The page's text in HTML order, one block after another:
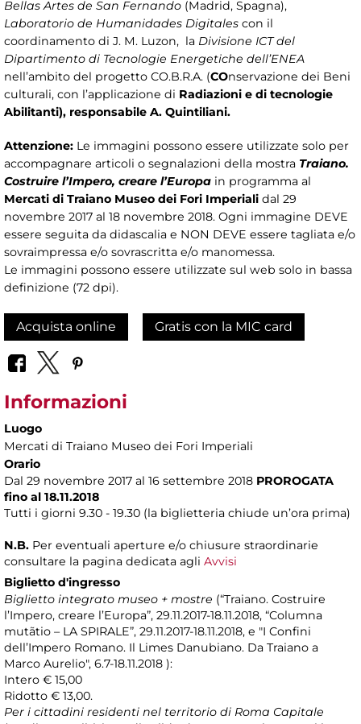
Bellas Artes de San Fernando (Madrid, Spagna),
Laboratorio de Humanidades Digitales con il
coordinamento di J. M. Luzon, la Divisione ICT del
Dipartimento di Tecnologie Energetiche dell’ENEA
nell’ambito del progetto CO.B.R.A. (COnservazione dei Beni
culturali, con l’applicazione di Radiazioni e di tecnologie
Abilitanti), responsabile A. Quintiliani.
Attenzione: Le immagini possono essere utilizzate solo per
accompagnare articoli o segnalazioni della mostra Traiano.
Costruire l’Impero, creare l’Europa in programma al
Mercati di Traiano Museo dei Fori Imperiali dal 29
novembre 2017 al 18 novembre 2018. Ogni immagine DEVE
essere seguita da didascalia e NON DEVE essere tagliata e/o
sovraimpressa e/o sovrascritta e/o manomessa.
Le immagini possono essere utilizzate sul web solo in bassa
definizione (72 dpi).
Acquista online Gratis con la MIC card
Informazioni
Luogo
Mercati di Traiano Museo dei Fori Imperiali
Orario
Dal 29 novembre 2017 al 16 settembre 2018 PROROGATA
fino al 18.11.2018
Tutti i giorni 9.30 - 19.30 (la biglietteria chiude un’ora prima)
N.B. Per eventuali aperture e/o chiusure straordinarie
consultare la pagina dedicata agli Avvisi
Biglietto d'ingresso
Biglietto integrato museo + mostre (“Traiano. Costruire
l’Impero, creare l’Europa”, 29.11.2017-18.11.2018, “Columna
mutãtio – LA SPIRALE”, 29.11.2017-18.11.2018, e "I Confini
dell’Impero Romano. Il Limes Danubiano. Da Traiano a
Marco Aurelio", 6.7-18.11.2018 ):
Intero € 15,00
Ridotto € 13,00.
Per i cittadini residenti nel territorio di Roma Capitale